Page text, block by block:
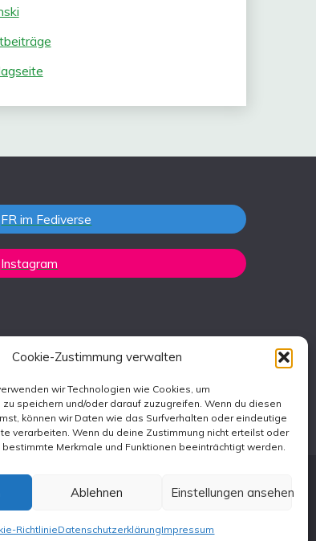
Cookie-Zustimmung verwalten
wir Technologien wie Cookies, um
speichern und/oder darauf zuzugreifen. Wenn du diesen
können wir Daten wie das Surfverhalten oder eindeutige
verarbeiten. Wenn du deine Zustimmung nicht erteilst oder
bestimmte Merkmale und Funktionen beeinträchtigt werden.
Ablehnen Einstellungen ansehen
RichtlinieDatenschutzerklärungImpressum
FR im Fediverse
Instagram